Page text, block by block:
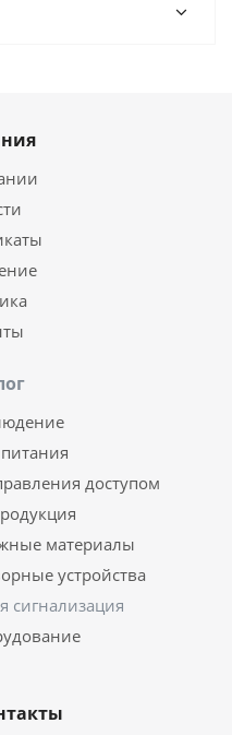
доступом
материалы
устройства
сигнализация